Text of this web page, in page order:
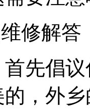
修解答
先倡议
，外